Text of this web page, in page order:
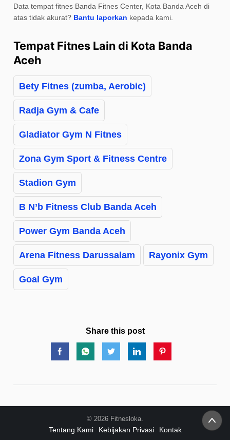
Data tempat fitnes Banda Fitnes Center, Kota Banda Aceh di
atas tidak akurat? Bantu laporkan kepada kami.
Tempat Fitnes Lain di Kota Banda
Aceh
Bety Fitnes (zumba, Aerobic)
Radja Gym & Cafe
Gladiator Gym N Fitnes
Zona Gym Sport & Fitness Centre
Stadion Gym
B N’b Fitness Club Banda Aceh
Power Gym Banda Aceh
Arena Fitness Darussalam Rayonix Gym
Goal Gym
Share this post
© 2026 Fitnesloka.
Tentang Kami Kebijakan Privasi Kontak